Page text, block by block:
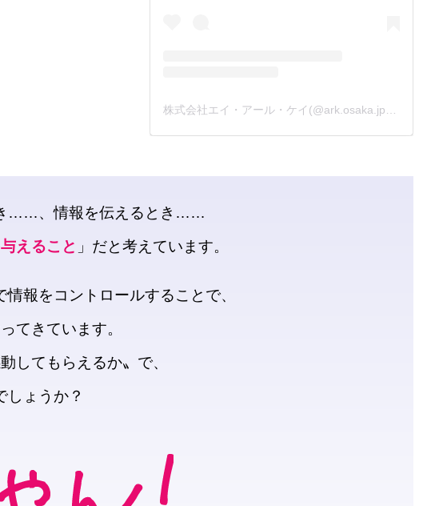
……、情報を伝えるとき……
えること 」だと考えています。
報をコントロールすることで、
てきています。
してもらえるか〟で、
しょうか？